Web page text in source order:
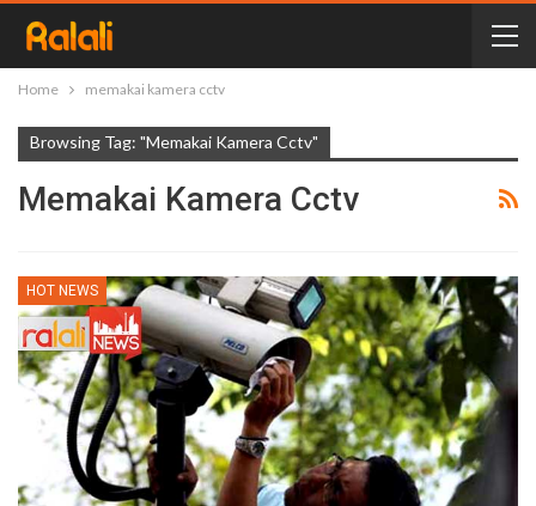
Home memakai kamera cctv
Browsing Tag: "memakai Kamera Cctv"
Memakai Kamera Cctv
HOT NEWS